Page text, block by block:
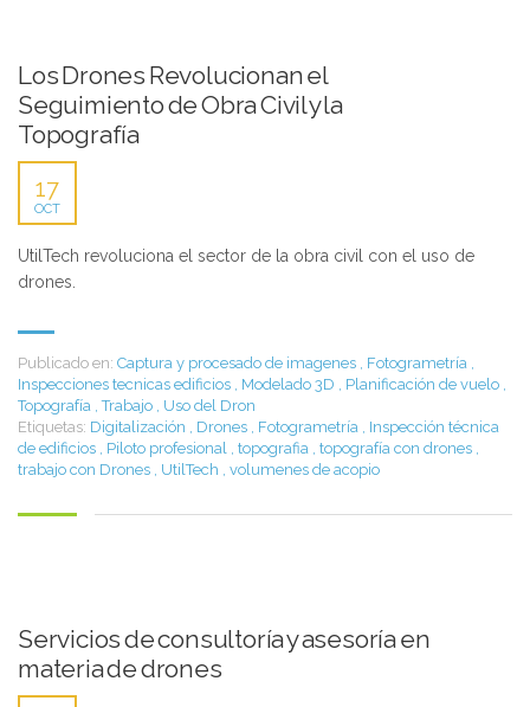
Los Drones Revolucionan el
Seguimiento de Obra Civil y la
Topografía
17
OCT
UtilTech revoluciona el sector de la obra civil con el uso de
drones.
Publicado en: Captura y procesado de imagenes , Fotogrametría ,
Inspecciones tecnicas edificios , Modelado 3D , Planificación de vuelo ,
Topografía , Trabajo , Uso del Dron
Etiquetas: Digitalización , Drones , Fotogrametría , Inspección técnica
de edificios , Piloto profesional , topografia , topografía con drones ,
trabajo con Drones , UtilTech , volumenes de acopio
Servicios de consultoría y asesoría en
materia de drones